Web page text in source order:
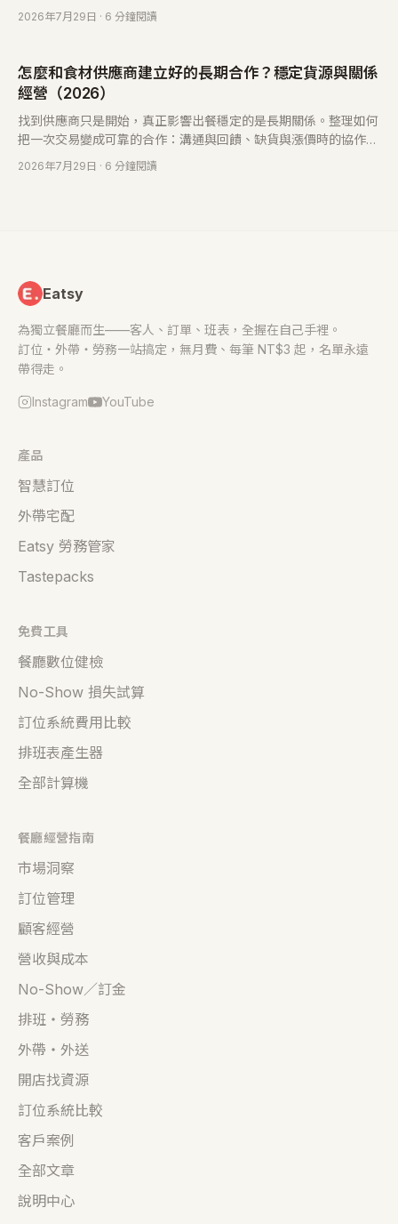
及合作前要先確認的事。
2026年7月29日 · 6 分鐘閱讀
怎麼和食材供應商建立好的長期合作？穩定貨源與關係
經營（2026）
找到供應商只是開始，真正影響出餐穩定的是長期關係。整理如何
把一次交易變成可靠的合作：溝通與回饋、缺貨與漲價時的協作、
集中或分散的取捨，以及什麼時候該換供應商。
2026年7月29日 · 6 分鐘閱讀
Eatsy
為獨立餐廳而生——客人、訂單、班表，全握在自己手裡。
訂位・外帶・勞務一站搞定，無月費、每筆 NT$3 起，名單永遠
帶得走。
Instagram YouTube
產品
智慧訂位
外帶宅配
Eatsy 勞務管家
Tastepacks
免費工具
餐廳數位健檢
No-Show 損失試算
訂位系統費用比較
排班表產生器
全部計算機
餐廳經營指南
市場洞察
訂位管理
顧客經營
營收與成本
No-Show／訂金
排班・勞務
外帶・外送
開店找資源
訂位系統比較
客戶案例
全部文章
說明中心